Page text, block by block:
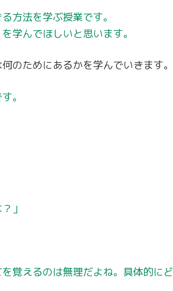
方法を学ぶ授業です。
学んでほしいと思います。
のためにあるかを学んでいきます。
。
」
覚えるのは無理だよね。具体的に